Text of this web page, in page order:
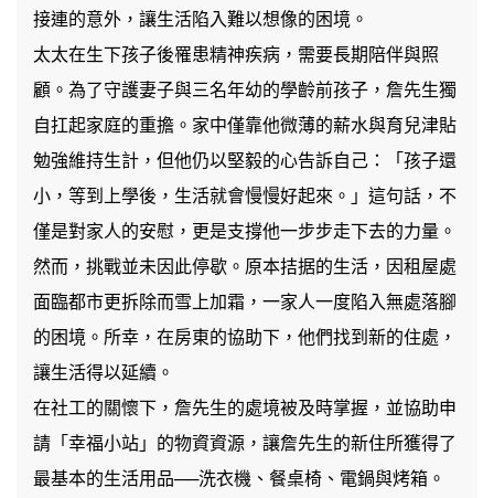
接連的意外，讓生活陷入難以想像的困境。
太太在生下孩子後罹患精神疾病，需要長期陪伴與照
顧。為了守護妻子與三名年幼的學齡前孩子，詹先生獨
自扛起家庭的重擔。家中僅靠他微薄的薪水與育兒津貼
勉強維持生計，但他仍以堅毅的心告訴自己：「孩子還
小，等到上學後，生活就會慢慢好起來。」這句話，不
僅是對家人的安慰，更是支撐他一步步走下去的力量。
然而，挑戰並未因此停歇。原本拮据的生活，因租屋處
面臨都市更拆除而雪上加霜，一家人一度陷入無處落腳
的困境。所幸，在房東的協助下，他們找到新的住處，
讓生活得以延續。
在社工的關懷下，詹先生的處境被及時掌握，並協助申
請「幸福小站」的物資資源，讓詹先生的新住所獲得了
最基本的生活用品──洗衣機、餐桌椅、電鍋與烤箱。